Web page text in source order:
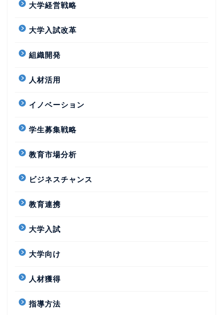
大学経営戦略
大学入試改革
組織開発
人材活用
イノベーション
学生募集戦略
教育市場分析
ビジネスチャンス
教育連携
大学入試
大学向け
人材獲得
指導方法